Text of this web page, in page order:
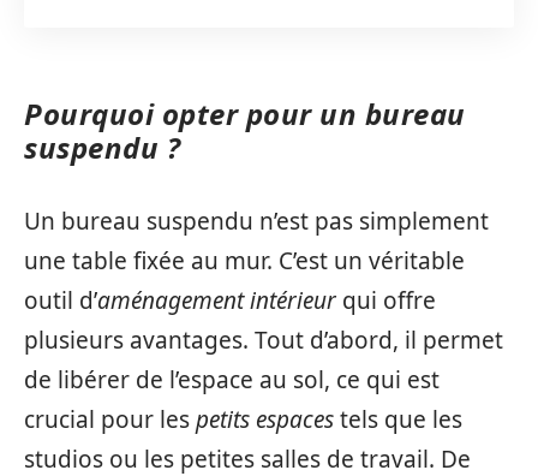
Pourquoi opter pour un bureau
suspendu ?
Un bureau suspendu n’est pas simplement
une table fixée au mur. C’est un véritable
outil d’aménagement intérieur qui offre
plusieurs avantages. Tout d’abord, il permet
de libérer de l’espace au sol, ce qui est
crucial pour lespetits espacestels que les
studios ou les petites salles de travail. De